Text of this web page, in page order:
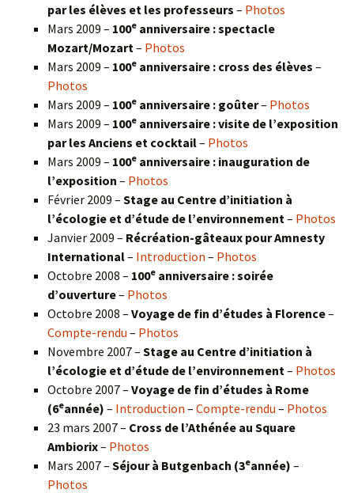
par les élèves et les professeurs – Photos
Mars 2009 – 100e anniversaire : spectacle
Mozart/Mozart – Photos
Mars 2009 – 100e anniversaire : cross des élèves –
Photos
Mars 2009 – 100e anniversaire : goûter– Photos
Mars 2009 – 100e anniversaire : visite de l’exposition
par les Anciens et cocktail– Photos
Mars 2009 – 100e anniversaire : inauguration de
l’exposition – Photos
Février 2009 – Stage au Centre d’initiation à
l’écologie et d’étude de l’environnement – Photos
Janvier 2009 – Récréation-gâteaux pour Amnesty
International– Introduction – Photos
Octobre 2008 – 100e anniversaire : soirée
d’ouverture– Photos
Octobre 2008 – Voyage de fin d’études à Florence–
Compte-rendu – Photos
Novembre 2007 – Stage au Centre d’initiation à
l’écologie et d’étude de l’environnement – Photos
Octobre 2007 – Voyage de fin d’études à Rome
(6eannée) – Introduction – Compte-rendu – Photos
23 mars 2007 – Cross de l’Athénée au Square
Ambiorix– Photos
Mars 2007 – Séjour à Butgenbach (3eannée) –
Photos